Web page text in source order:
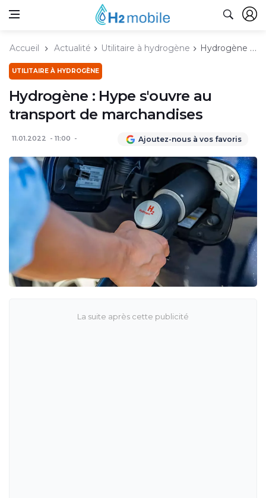
Accueil Actualité Utilitaire à hydrogène Hydrogène : Hype s'ouvre au transport de marchandises
UTILITAIRE À HYDROGÈNE
Hydrogène : Hype s'ouvre au
transport de marchandises
11.01.2022 11:00 Ajoutez-nous à vos favoris